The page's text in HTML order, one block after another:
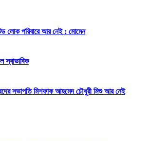
লোক পরিবারে আর নেই : মোমেন
স্বাভাবিক
সভাপতি মিশফাক আহমেদ চৌধুরী মিশু আর নেই